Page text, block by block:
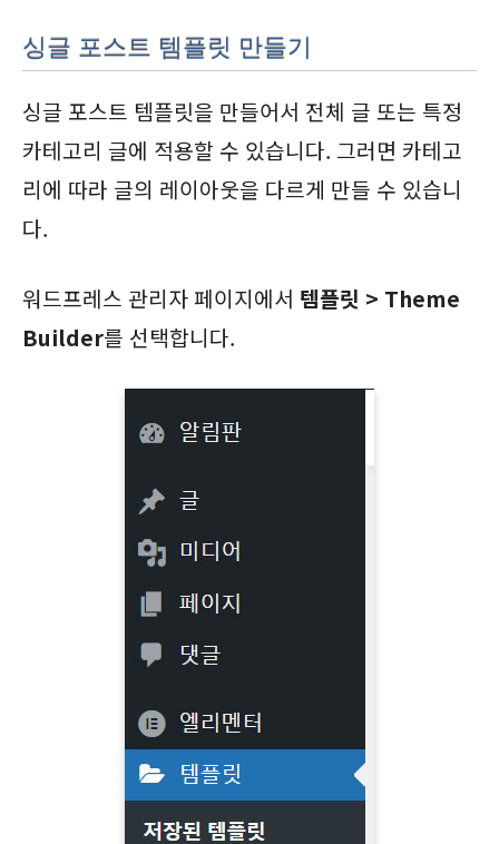
싱글 포스트 템플릿 만들기
싱글 포스트 템플릿을 만들어서 전체 글 또는 특정
카테고리 글에 적용할 수 있습니다. 그러면 카테고
리에 따라 글의 레이아웃을 다르게 만들 수 있습니
다.
워드프레스 관리자 페이지에서 템플릿 > Theme
Builder를 선택합니다.